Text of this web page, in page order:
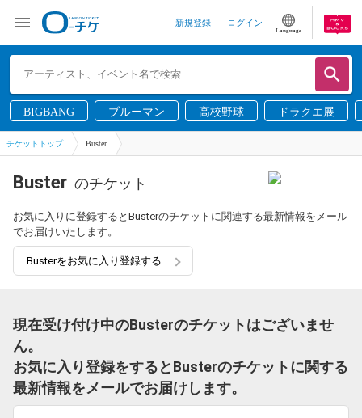
新規登録 ログイン
Language
BIGBANG ブルーマン 高校野球 ドラクエ展
チケットトップ Buster
Buster のチケット
お気に入りに登録するとBusterのチケットに関連する最新情報をメール
でお届けいたします。
Busterをお気に入り登録する
現在受け付け中のBusterのチケットはございませ
ん。
お気に入り登録をするとBusterのチケットに関する
最新情報をメールでお届けします。